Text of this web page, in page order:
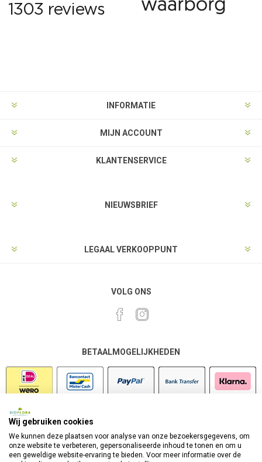
INFORMATIE
MIJN ACCOUNT
KLANTENSERVICE
NIEUWSBRIEF
LEGAAL VERKOOPPUNT
VOLG ONS
BETAALMOGELIJKHEDEN
Wij gebruiken cookies
We kunnen deze plaatsen voor analyse van onze bezoekersgegevens, om
onze website te verbeteren, gepersonaliseerde inhoud te tonen en om u
een geweldige website-ervaring te bieden. Voor meer informatie over de